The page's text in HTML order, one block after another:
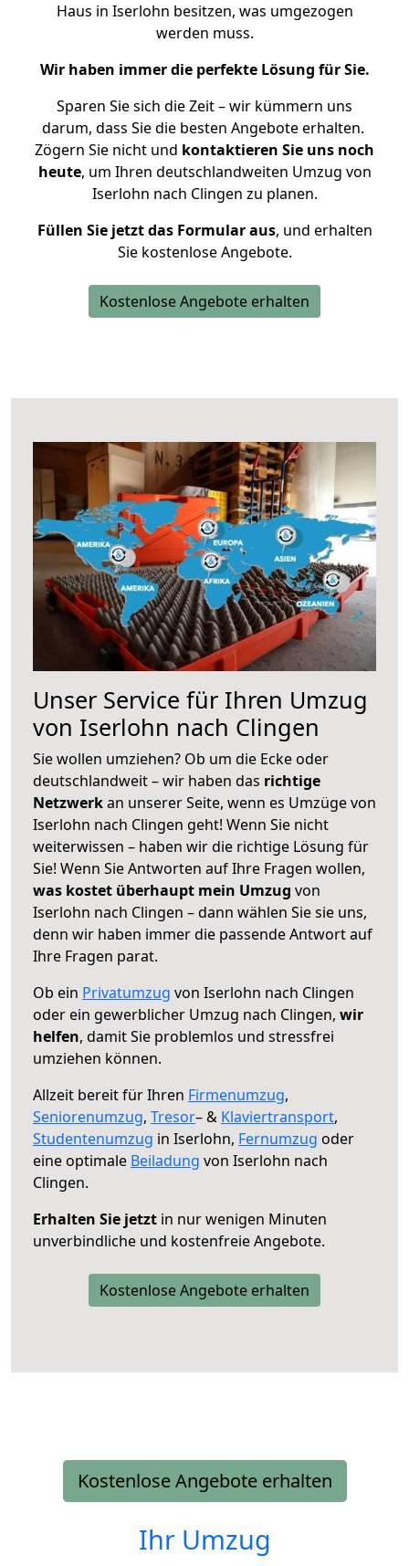
Haus in Iserlohn besitzen, was umgezogen
werden muss.
Wir haben immer die perfekte Lösung für Sie.
Sparen Sie sich die Zeit – wir kümmern uns
darum, dass Sie die besten Angebote erhalten.
Zögern Sie nicht und kontaktieren Sie uns noch
heute, um Ihren deutschlandweiten Umzug von
Iserlohn nach Clingen zu planen.
Füllen Sie jetzt das Formular aus, und erhalten
Sie kostenlose Angebote.
Kostenlose Angebote erhalten
Unser Service für Ihren Umzug
von Iserlohn nach Clingen
Sie wollen umziehen? Ob um die Ecke oder
deutschlandweit – wir haben das richtige
Netzwerkan unserer Seite, wenn es Umzüge von
Iserlohn nach Clingen geht! Wenn Sie nicht
weiterwissen – haben wir die richtige Lösung für
Sie! Wenn Sie Antworten auf Ihre Fragen wollen,
was kostet überhaupt mein Umzug von
Iserlohn nach Clingen – dann wählen Sie sie uns,
denn wir haben immer die passende Antwort auf
Ihre Fragen parat.
Ob ein Privatumzug von Iserlohn nach Clingen
oder ein gewerblicher Umzug nach Clingen, wir
helfen, damit Sie problemlos und stressfrei
umziehen können.
Allzeit bereit für Ihren Firmenumzug,
Seniorenumzug, Tresor– & Klaviertransport,
Studentenumzug in Iserlohn, Fernumzug oder
eine optimale Beiladung von Iserlohn nach
Clingen.
Erhalten Sie jetzt in nur wenigen Minuten
unverbindliche und kostenfreie Angebote.
Kostenlose Angebote erhalten
Kostenlose Angebote erhalten
Ihr Umzug